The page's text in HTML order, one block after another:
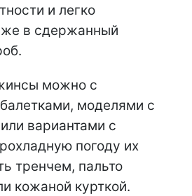
и легко
в сдержанный
можно с
моделями с
вариантами с
погоду их
тренчем, пальто
кожаной курткой.